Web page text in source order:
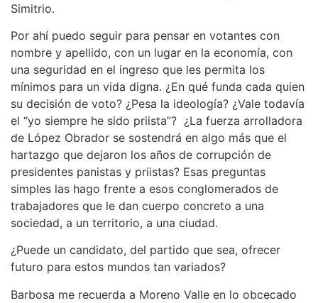
Simitrio.
Por ahí puedo seguir para pensar en votantes con
nombre y apellido, con un lugar en la economía, con
una seguridad en el ingreso que les permita los
mínimos para un vida digna. ¿En qué funda cada quien
su decisión de voto? ¿Pesa la ideología? ¿Vale todavía
el “yo siempre he sido priista”? ¿La fuerza arrolladora
de López Obrador se sostendrá en algo más que el
hartazgo que dejaron los años de corrupción de
presidentes panistas y priistas? Esas preguntas
simples las hago frente a esos conglomerados de
trabajadores que le dan cuerpo concreto a una
sociedad, a un territorio, a una ciudad.
¿Puede un candidato, del partido que sea, ofrecer
futuro para estos mundos tan variados?
Barbosa me recuerda a Moreno Valle en lo obcecado